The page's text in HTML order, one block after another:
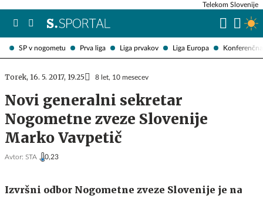
SP v nogometu Prva liga Liga prvakov Liga Europa
Telekom Slovenije
Torek, 16. 5. 2017, 19.25 8 let, 10 mesecev
Novi generalni sekretar
Nogometne zveze Slovenije
Marko Vavpetič
Avtor: STA , 0,23
Izvršni odbor Nogometne zveze Slovenije je na